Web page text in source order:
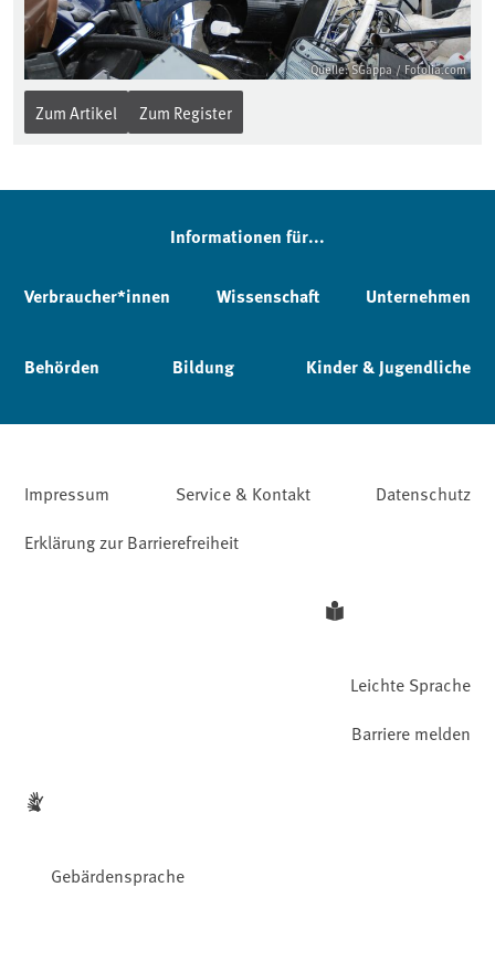
Quelle: SGappa / Fotolia.com
Zum Artikel Zum Register
Informationen für...
Verbraucher*innen Wissenschaft Unternehmen
Behörden Bildung Kinder & Jugendliche
Impressum Service & Kontakt
Datenschutz
Erklärung zur Barrierefreiheit
Leichte Sprache
Gebärdensprache
Barriere melden